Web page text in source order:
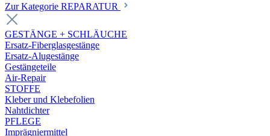
Zur Kategorie REPARATUR
GESTÄNGE + SCHLÄUCHE
Ersatz-Fiberglasgestänge
Ersatz-Alugestänge
Gestängeteile
Air-Repair
STOFFE
Kleber und Klebefolien
Nahtdichter
PFLEGE
Imprägniermittel